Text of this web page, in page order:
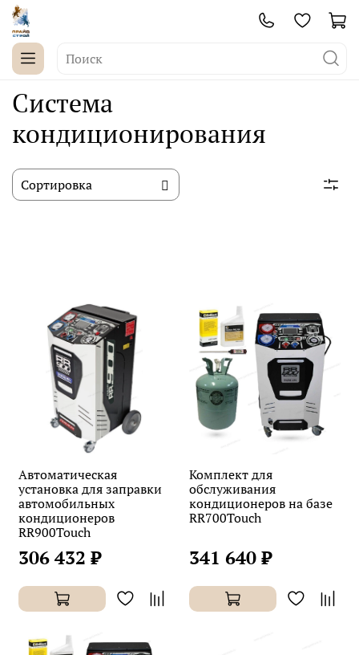
Система
кондиционирования
Автоматическая
установка для заправки
автомобильных
кондиционеров
RR900Touch
306 432 ₽
Комплект для
обслуживания
кондиционеров на базе
RR700Touch
341 640 ₽